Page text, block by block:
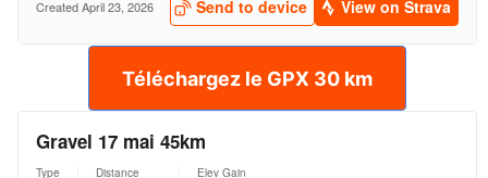
Téléchargez le GPX 30 km